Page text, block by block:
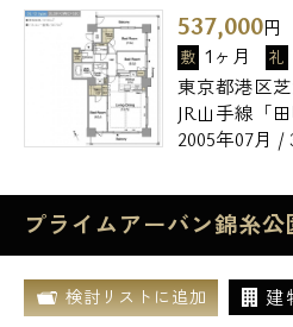
537,000円
敷 1ヶ月 礼
東京都港区
JR山手線「
2005年07月 /
プライムアーバン錦糸公
検討リストに追加 建